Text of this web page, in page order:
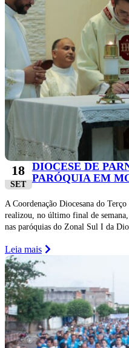
18
SET
DIOCESE DE
PARÓQUIA EM
A Coordenação Diocesana do
realizou, no último final de
nas paróquias do Zonal Sul I da
Leia mais